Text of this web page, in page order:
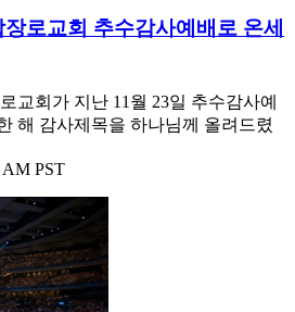
로교회 추수감사예배로 온세
교회가 지난 11월 23일 추수감사예
해 감사제목을 하나님께 올려드렸
AM PST